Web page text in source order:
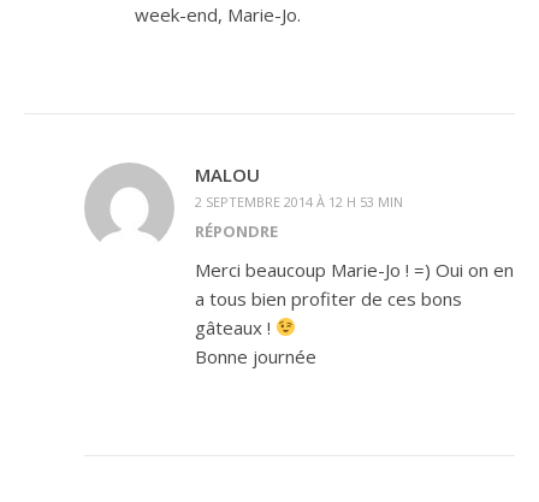
week-end, Marie-Jo.
MALOU
2 SEPTEMBRE 2014 À 12 H 53 MIN
RÉPONDRE
Merci beaucoup Marie-Jo ! =) Oui on en
a tous bien profiter de ces bons
gâteaux !
Bonne journée